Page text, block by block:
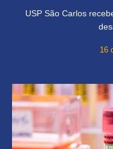
USP São Carlos
16